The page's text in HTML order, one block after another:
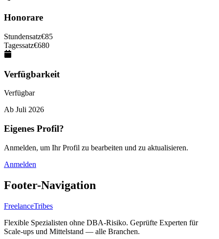
Honorare
Stundensatz€85
Tagessatz€680
Verfügbarkeit
Verfügbar
Ab Juli 2026
Eigenes Profil?
Anmelden, um Ihr Profil zu bearbeiten und zu aktualisieren.
Anmelden
Footer-Navigation
FreelanceTribes
Flexible Spezialisten ohne DBA-Risiko. Geprüfte Experten für
Scale-ups und Mittelstand — alle Branchen.